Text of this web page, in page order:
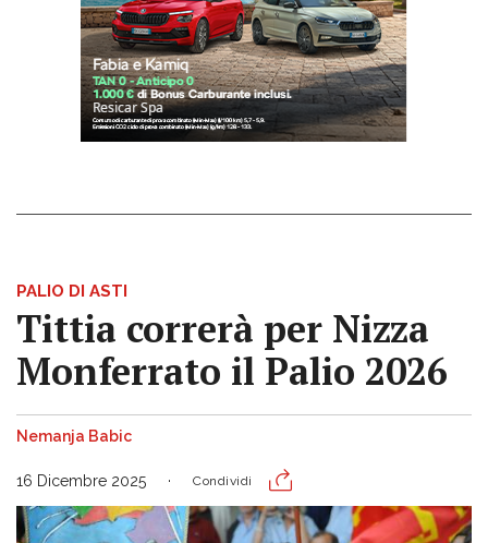
PALIO DI ASTI
Tittia correrà per Nizza
Monferrato il Palio 2026
Nemanja Babic
16 Dicembre 2025 Condividi